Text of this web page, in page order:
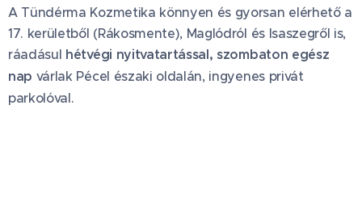
A Tündérma Kozmetika könnyen és gyorsan elérhető a
17. kerületből (Rákosmente), Maglódról és Isaszegről is,
ráadásul hétvégi nyitvatartással, szombaton egész
nap várlak Pécel északi oldalán, ingyenes privát
parkolóval. 🚗